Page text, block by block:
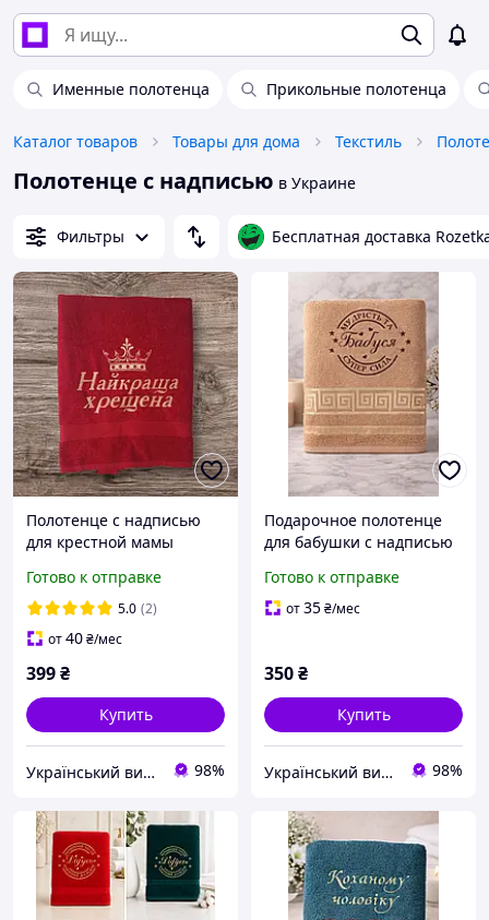
Именные полотенца Прикольные полотенца
Каталог товаров Товары для дома Текстиль
Полотенце с надписью в Украине
Фильтры Бесплатная доставка
Полотенце с надписью
для крестной мамы
Готово к отправке
5.0 (2)
от40₴/мес
399₴
Купить
Український виробник дитячого одягу "Arisha" 98%
Подарочное полотенце
для бабушки с надписью
| 50×90, 70×140
Готово к отправке
от35₴/мес
350₴
Купить
Український виробник дитячого одягу "Arisha" 98%